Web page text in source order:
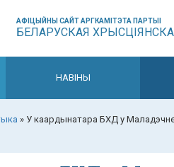
АФІЦЫЙНЫ САЙТ АРГКАМІТЭТА ПАРТЫІ
БЕЛАРУСКАЯ
НАВІНЫ
» У каардынатара БХД у Маладэчне